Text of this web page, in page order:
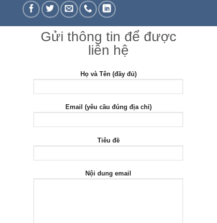
Gửi thông tin để được
liên hệ
Họ và Tên (đầy đủ)
Email (yêu cầu đúng địa chỉ)
Tiêu đề
Nội dung email